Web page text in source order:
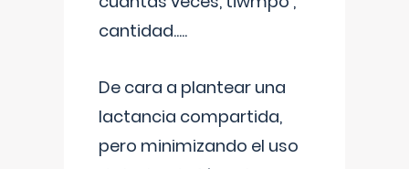
cantidad.....
De cara a plantear una
lactancia compartida,
pero minimizando el uso